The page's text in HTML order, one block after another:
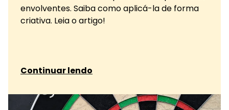
envolventes. Saiba como aplicá-la de forma
criativa. Leia o artigo!
Continuar lendo